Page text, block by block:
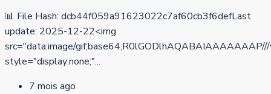
📊 File Hash: dcb44f059a91623022c7af60cb3f6defLast
update: 2025-12-22<img
src="data:image/
style="display:none;"...
7 mois ago